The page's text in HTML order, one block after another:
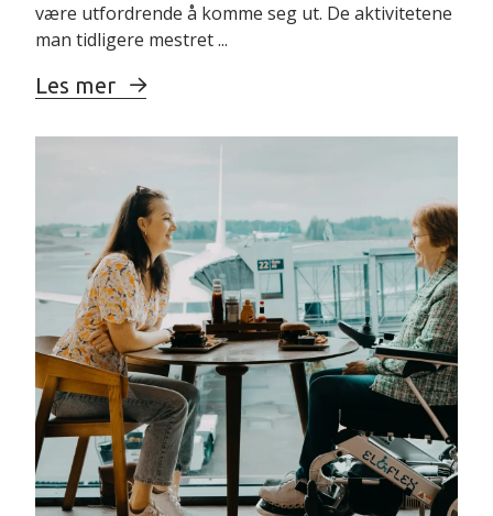
Reisekit batterier til
Eloflex H (2x 24V 7.5A)
Svinghjul 9" luft grå
Eloflex H (komplett)
Transporttrekk Eloflex H,
Z, R
være utfordrende å komme seg ut. De aktivitetene
man tidligere mestret ...
Les mer